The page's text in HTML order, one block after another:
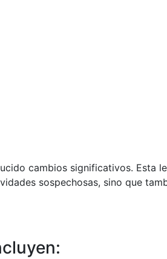
cambios significativos. Esta
sospechosas, sino que